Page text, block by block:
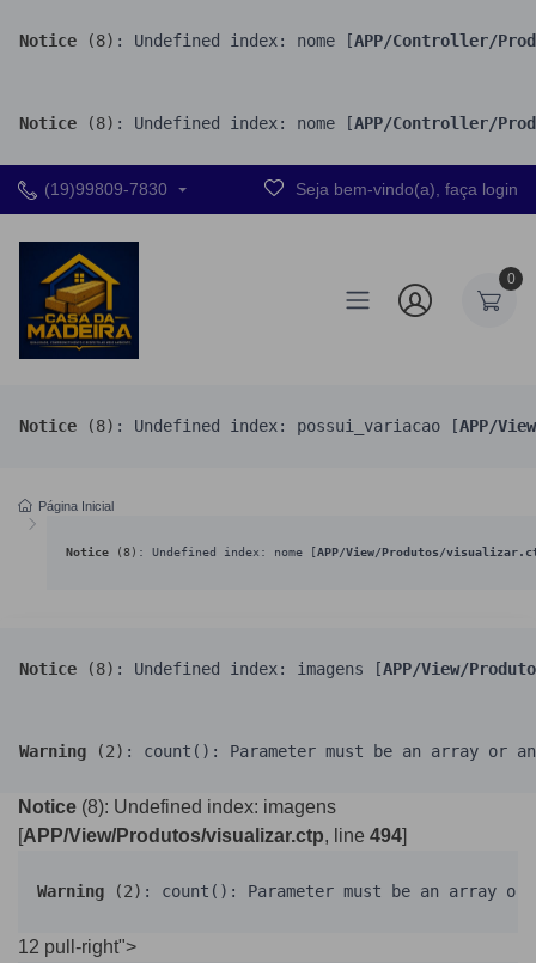
Notice (8) : Undefined index: nome [APP/Controller/
Notice (8) : Undefined index: nome [APP/Controller/
(19)99809-7830 Seja bem-vindo(a), faça login
0
Notice (8) : Undefined index: possui_variacao [APP/
Página Inicial
Notice (8) : Undefined index: nome [APP/View/Produtos/
Notice (8) : Undefined index: imagens [APP/View/
Warning (2) : count(): Parameter must be an array or
Notice (8): Undefined index: imagens
[APP/View/Produtos/visualizar.ctp, line 494]
Warning (2) : count(): Parameter must be an array
12 pull-right">